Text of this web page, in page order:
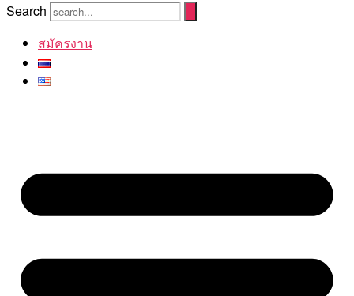
Search
สมัครงาน